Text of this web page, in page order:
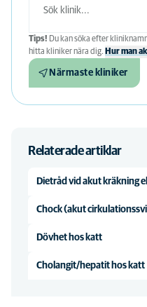
Tips! Du kan söka efter
hitta kliniker nära dig. Hur man
Närmaste kliniker
Relaterade artiklar
Dietråd vid akut kräkning
Chock (akut
Dövhet hos katt
Cholangit/hepatit hos katt